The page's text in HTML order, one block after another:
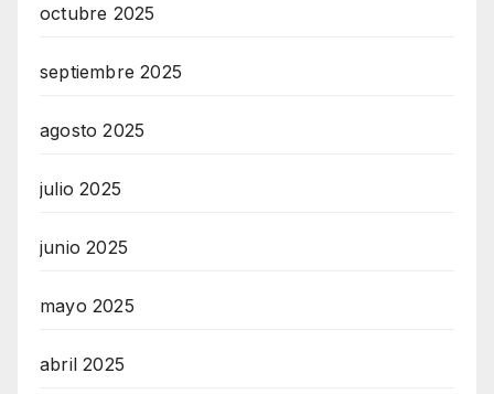
octubre 2025
septiembre 2025
agosto 2025
julio 2025
junio 2025
mayo 2025
abril 2025